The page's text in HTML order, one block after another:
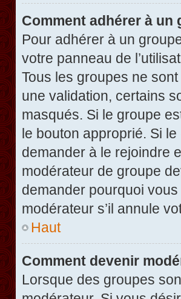
Comment adhérer à un
Pour adhérer à un
votre panneau de
Tous les groupes ne
une validation, certains
masqués. Si le groupe
le bouton approprié. Si
demander à le rejoindre
modérateur de groupe
demander pourquoi
modérateur s’il annule
Haut
Comment devenir
Lorsque des groupes